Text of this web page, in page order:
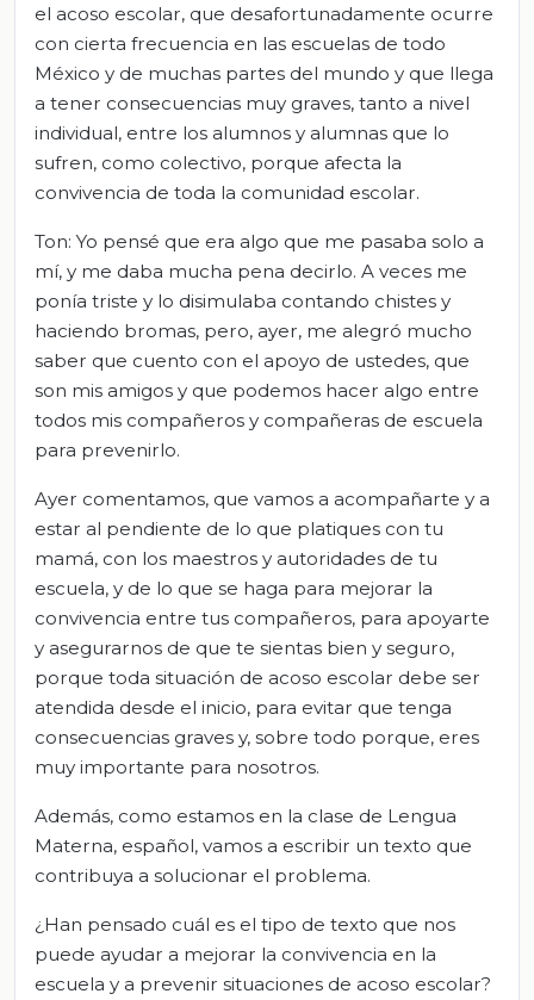
el acoso escolar, que desafortunadamente ocurre
con cierta frecuencia en las escuelas de todo
México y de muchas partes del mundo y que llega
a tener consecuencias muy graves, tanto a nivel
individual, entre los alumnos y alumnas que lo
sufren, como colectivo, porque afecta la
convivencia de toda la comunidad escolar.
Ton: Yo pensé que era algo que me pasaba solo a
mí, y me daba mucha pena decirlo. A veces me
ponía triste y lo disimulaba contando chistes y
haciendo bromas, pero, ayer, me alegró mucho
saber que cuento con el apoyo de ustedes, que
son mis amigos y que podemos hacer algo entre
todos mis compañeros y compañeras de escuela
para prevenirlo.
Ayer comentamos, que vamos a acompañarte y a
estar al pendiente de lo que platiques con tu
mamá, con los maestros y autoridades de tu
escuela, y de lo que se haga para mejorar la
convivencia entre tus compañeros, para apoyarte
y asegurarnos de que te sientas bien y seguro,
porque toda situación de acoso escolar debe ser
atendida desde el inicio, para evitar que tenga
consecuencias graves y, sobre todo porque, eres
muy importante para nosotros.
Además, como estamos en la clase de Lengua
Materna, español, vamos a escribir un texto que
contribuya a solucionar el problema.
¿Han pensado cuál es el tipo de texto que nos
puede ayudar a mejorar la convivencia en la
escuela y a prevenir situaciones de acoso escolar?